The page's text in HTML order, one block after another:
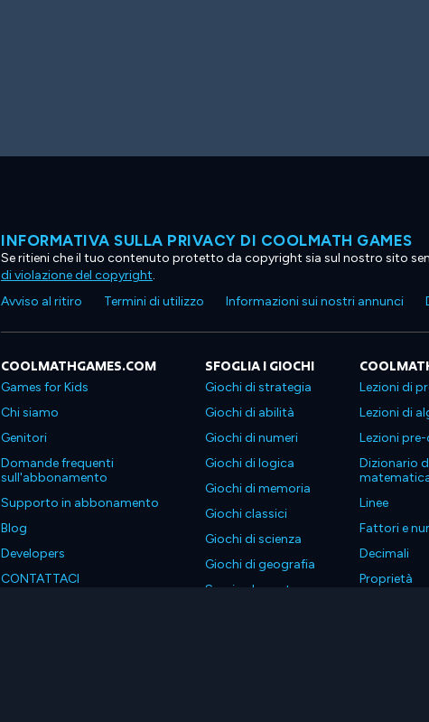
INFORMATIVA SULLA PRIVACY DI COOLMATH GAMES
Se ritieni che il tuo contenuto protetto da copyright sia sul nostro sito
di violazione del copyright.
Avviso al ritiro
Termini di utilizzo Informazioni sui nostri annunci
COOLMATHGAMES.COM
Games for Kids
Chi siamo
Genitori
Domande frequenti
sull'abbonamento
Supporto in abbonamento
Blog
Developers
CONTATTACI
SFOGLIA I GIOCHI
Giochi di strategia
Giochi di abilità
Giochi di numeri
Giochi di logica
Giochi di memoria
Giochi classici
Giochi di scienza
Giochi di geografia
Scarica le nostre app
Lezioni di
Lezioni di
Lezioni
Dizionario
Linee
Fattori e
Decimali
Proprietà